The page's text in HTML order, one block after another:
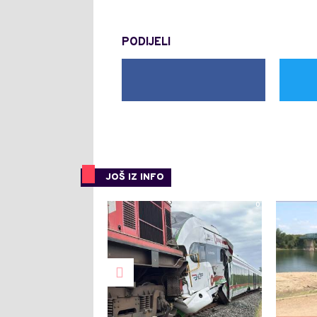
PODIJELI
JOŠ IZ INFO
0